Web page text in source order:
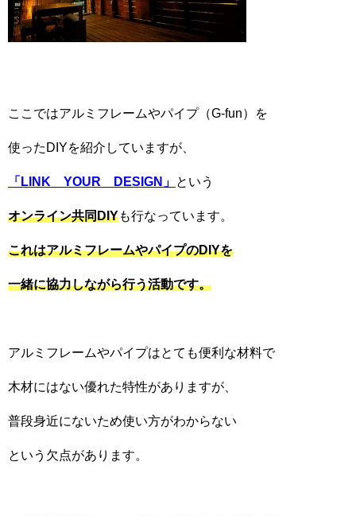
ここではアルミフレームやパイプ（G-fun）を
使ったDIYを紹介していますが、
「 LINK YOUR DESIGN 」 という
オンライン共同DIYも行なっています。
これはアルミフレームやパイプのDIYを
一緒に協力しながら行う活動です。
アルミフレームやパイプはとても便利な材料で
木材にはない優れた特性がありますが、
普段身近にないため使い方がわからない
という欠点があります。